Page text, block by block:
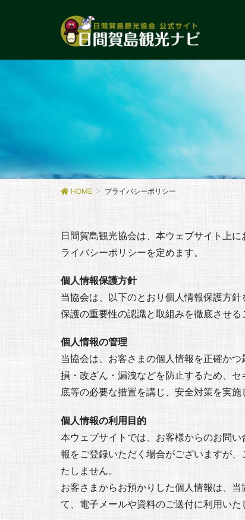
HOME プライバシーポリシー
日間賀島観光協会は、本ウェブサイト上
ライバシーポリシーを定めます。
個人情報保護方針
当協会は、以下のとおり個人情報保護方
保護の重要性の認識と取組みを徹底させる
個人情報の管理
当協会は、お客さまの個人情報を正確か
損・改ざん・漏洩などを防止するため、
底等の必要な措置を講じ、安全対策を実施
個人情報の利用目的
本ウェブサイトでは、お客様からのお問
報をご登録いただく場合がございますが
たしません。
お客さまからお預かりした個人情報は、
て、電子メールや資料のご送付に利用いた